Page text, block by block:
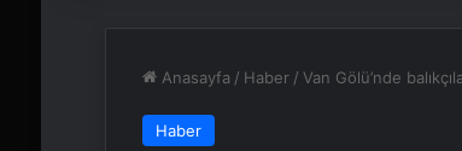
Anasayfa / Haber / Van Gölü’nde
Haber